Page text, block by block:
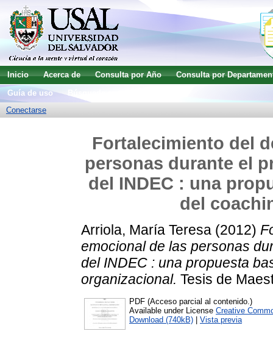
Inicio Acerca de Consulta por Año
Consulta por
Guía de uso
Conectarse
Fortalecimiento del
personas durante el
del INDEC : una
del
Arriola, María Teresa (2012)
emocional de las personas
del INDEC : una propuesta
organizacional. Tesis de
PDF (Acceso parcial al contenido.)
Available under License Creative
Download (740kB)
Vista previa